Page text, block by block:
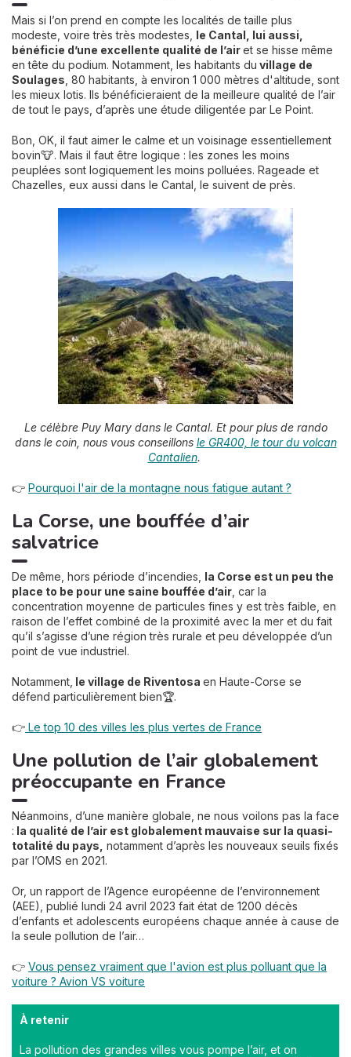
Mais si l’on prend en compte les localités de taille plus
modeste, voire très très modestes, le Cantal, lui aussi,
bénéficie d’une excellente qualité de l’airet se hisse même
en tête du podium. Notamment, les habitants du village de
Soulages , 80 habitants, à environ 1 000 mètres d'altitude, sont
les mieux lotis. Ils bénéficieraient de la meilleure qualité de l’air
de tout le pays, d’après une étude diligentée par Le Point.
Bon, OK, il faut aimer le calme et un voisinage essentiellement
bovin🐮. Mais il faut être logique : les zones les moins
peuplées sont logiquement les moins polluées. Rageade et
Chazelles, eux aussi dans le Cantal, le suivent de près.
Le célèbre Puy Mary dans le Cantal. Et pour plus de rando
dans le coin, nous vous conseillons le GR400, le tour du volcan
Cantalien.
👉 Pourquoi l'air de la montagne nous fatigue autant ?
La Corse, une bouffée d’air
salvatrice
De même, hors période d’incendies, la Corse est un peu the
place to be pour une saine bouffée d’air , car la
concentration moyenne de particules fines y est très faible, en
raison de l’effet combiné de la proximité avec la mer et du fait
qu’il s’agisse d’une région très rurale et peu développée d’un
point de vue industriel.
Notamment, le village de Riventosa en Haute-Corse se
défend particulièrement bien🏆.
👉 Le top 10 des villes les plus vertes de France
Une pollution de l’air globalement
préoccupante en France
Néanmoins, d’une manière globale, ne nous voilons pas la face
: la qualité de l’air est globalement mauvaise sur la quasi-
totalité du pays, notamment d’après les nouveaux seuils fixés
par l’OMS en 2021.
Or, un rapport de l’Agence européenne de l’environnement
(AEE), publié lundi 24 avril 2023 fait état de 1200 décès
d’enfants et adolescents européens chaque année à cause de
la seule pollution de l’air…
👉 Vous pensez vraiment que l'avion est plus polluant que la
voiture ? Avion VS voiture
À retenir
La pollution des grandes villes vous pompe l’air, et on